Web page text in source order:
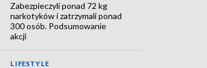
Zabezpieczyli ponad 72 kg
narkotyków i zatrzymali ponad
300 osób. Podsumowanie
akcji
LIFESTYLE